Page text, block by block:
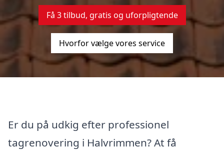
Få 3 tilbud, gratis og uforpligtende
Hvorfor vælge vores service
Er du på udkig efter professionel
tagrenovering i Halvrimmen? At få